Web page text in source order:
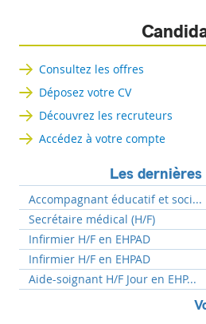
Consultez les offres
Déposez votre CV
Découvrez les recruteurs
Accédez à votre compte
Les
Accompagnant éducatif et soci...
Secrétaire médical (H/F)
Infirmier H/F en EHPAD
Infirmier H/F en EHPAD
Aide-soignant H/F Jour en EHP...